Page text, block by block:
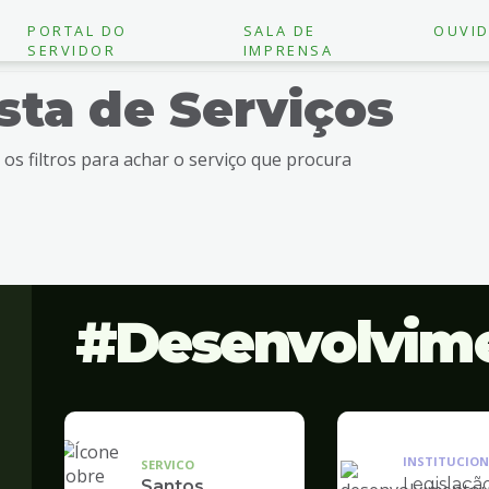
PORTAL DO
SERVIDOR
SALA DE
IMPRENSA
de Serviços
os filtros para achar o serviço que procura
SERVICO